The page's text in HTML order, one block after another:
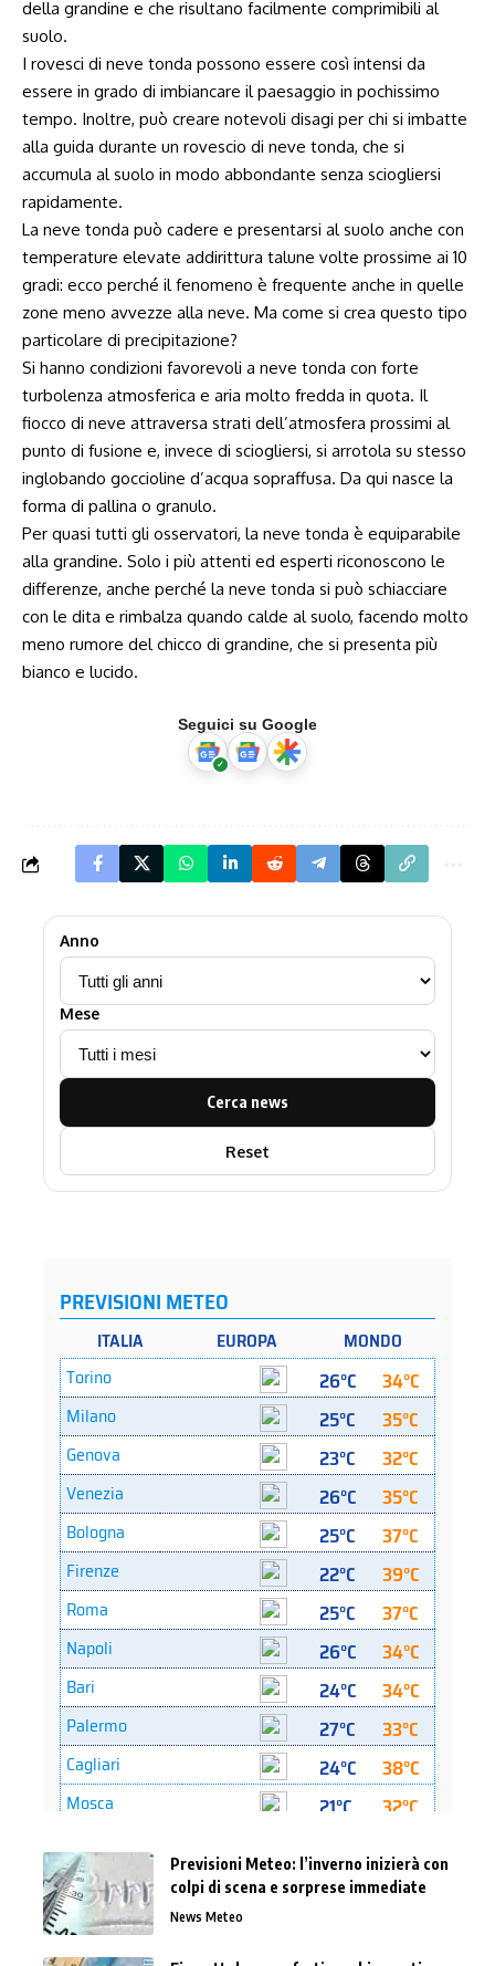
della grandine e che risultano facilmente comprimibili al
suolo.
I rovesci di neve tonda possono essere così intensi da
essere in grado di imbiancare il paesaggio in pochissimo
tempo. Inoltre, può creare notevoli disagi per chi si imbatte
alla guida durante un rovescio di neve tonda, che si
accumula al suolo in modo abbondante senza sciogliersi
rapidamente.
La neve tonda può cadere e presentarsi al suolo anche con
temperature elevate addirittura talune volte prossime ai 10
gradi: ecco perché il fenomeno è frequente anche in quelle
zone meno avvezze alla neve. Ma come si crea questo tipo
particolare di precipitazione?
Si hanno condizioni favorevoli a neve tonda con forte
turbolenza atmosferica e aria molto fredda in quota. Il
fiocco di neve attraversa strati dell’atmosfera prossimi al
punto di fusione e, invece di sciogliersi, si arrotola su stesso
inglobando goccioline d’acqua sopraffusa. Da qui nasce la
forma di pallina o granulo.
Per quasi tutti gli osservatori, la neve tonda è equiparabile
alla grandine. Solo i più attenti ed esperti riconoscono le
differenze, anche perché la neve tonda si può schiacciare
con le dita e rimbalza quando calde al suolo, facendo molto
meno rumore del chicco di grandine, che si presenta più
bianco e lucido.
Seguici su Google
Anno
Mese
Cerca news
Reset
Previsioni Meteo: l’inverno inizierà con
colpi di scena e sorprese immediate
News Meteo